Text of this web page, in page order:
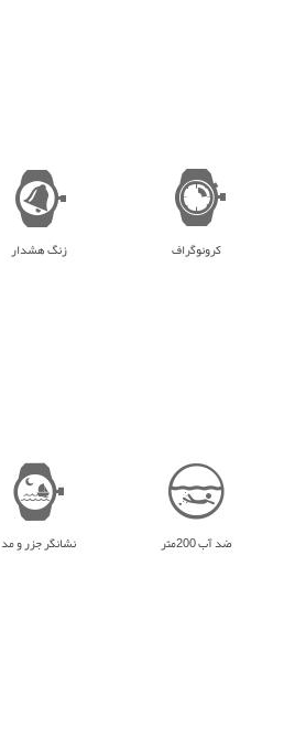
زنگ هشدار کرونوگراف
نشانگر جزر و مد ضد آب 200متر